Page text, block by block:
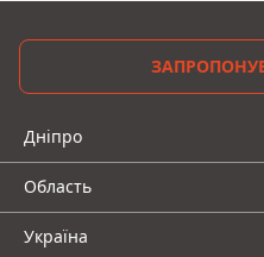
Дніпро
Область
Україна